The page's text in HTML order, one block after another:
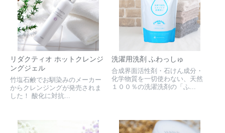
リダクティオ ホットクレンジ
ングジェル
竹塩石鹸でお馴染みのメーカー
からクレンジングが発売されま
した！ 酸化に対抗...
洗濯用洗剤 ふわっしゅ
合成界面活性剤・石けん成分・
化学物質を一切使わない、天然
１００％の洗濯洗剤の「ふ...